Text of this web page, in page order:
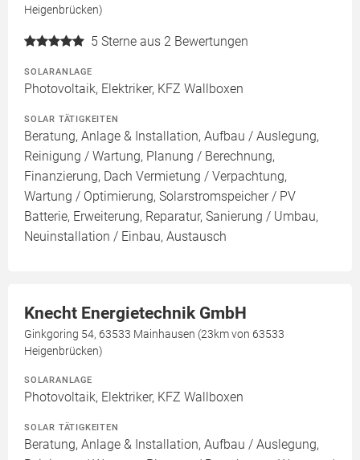
Heigenbrücken)
5 Sterne aus 2 Bewertungen
SOLARANLAGE
Photovoltaik, Elektriker, KFZ Wallboxen
SOLAR TÄTIGKEITEN
Beratung, Anlage & Installation, Aufbau / Auslegung,
Reinigung / Wartung, Planung / Berechnung,
Finanzierung, Dach Vermietung / Verpachtung,
Wartung / Optimierung, Solarstromspeicher / PV
Batterie, Erweiterung, Reparatur, Sanierung / Umbau,
Neuinstallation / Einbau, Austausch
Knecht Energietechnik GmbH
Ginkgoring 54, 63533 Mainhausen (23km von 63533
Heigenbrücken)
SOLARANLAGE
Photovoltaik, Elektriker, KFZ Wallboxen
SOLAR TÄTIGKEITEN
Beratung, Anlage & Installation, Aufbau / Auslegung,